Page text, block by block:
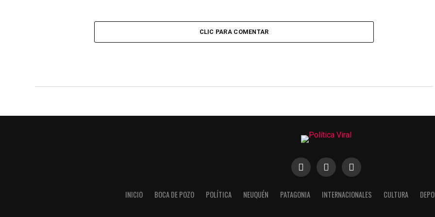
CLIC PARA COMENTAR
INICIO BOCA DE POZO POLÍTICA NEUQUÉN PATAGONIA INTERNACIONALES CULTURA